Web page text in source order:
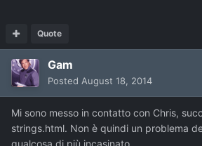
Quote
Gam
Posted August 18, 2014
Mi sono messo in contatto con Chris,
strings.html. Non è quindi un problema
qualcosa di più incasinato...